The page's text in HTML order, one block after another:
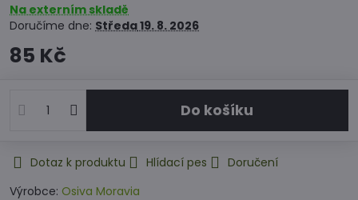
Na externím skladě
Doručíme dne: Středa19. 8. 2026
85 Kč
Do košíku
Dotaz k produktu Hlídací pes
Doručení
Výrobce: Osiva Moravia